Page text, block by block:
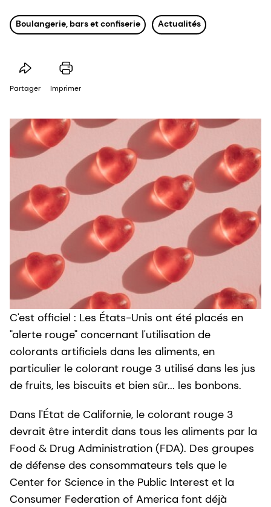
Boulangerie, bars et confiserie Actualités
Partager Imprimer
C'est officiel : Les États-Unis ont été placés en
"alerte rouge" concernant l'utilisation de
colorants artificiels dans les aliments, en
particulier le colorant rouge 3 utilisé dans les jus
de fruits, les biscuits et bien sûr... les bonbons.
Dans l'État de Californie, le colorant rouge 3
devrait être interdit dans tous les aliments par la
Food & Drug Administration (FDA). Des groupes
de défense des consommateurs tels que le
Center for Science in the Public Interest et la
Consumer Federation of America font déjà